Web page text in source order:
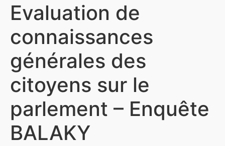
Evaluation de
connaissances
générales des
citoyens sur le
parlement – Enquête
BALAKY